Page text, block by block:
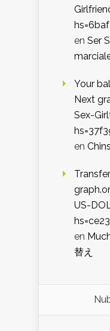
en Ser
Your
Next
Sex-
en
US-
en
替え